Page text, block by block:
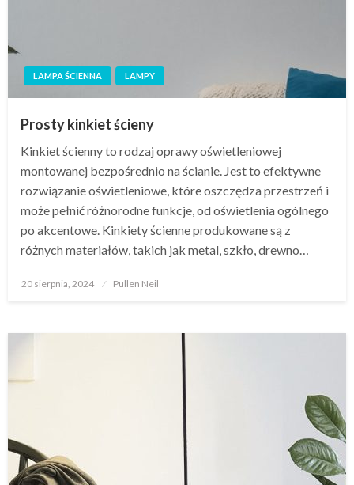
LAMPA ŚCIENNA LAMPY
Prosty kinkiet ścieny
Kinkiet ścienny to rodzaj oprawy oświetleniowej
montowanej bezpośrednio na ścianie. Jest to efektywne
rozwiązanie oświetleniowe, które oszczędza przestrzeń i
może pełnić różnorodne funkcje, od oświetlenia ogólnego
po akcentowe. Kinkiety ścienne produkowane są z
różnych materiałów, takich jak metal, szkło, drewno…
Opublikowane
20 sierpnia, 2024 Pullen Neil